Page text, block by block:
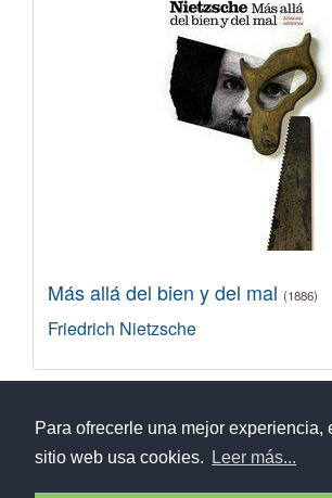
Para ofrecerle una mejor experiencia,
sitio web usa cookies.
Leer más...
Más allá del bien y del mal (1886)
Friedrich Nietzsche
Libros parecidos a